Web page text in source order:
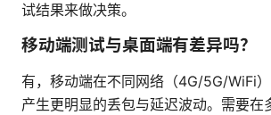
试结果来做决策。
移动端测试与桌面端有差异吗？
有，移动端在不同网络（4G/5G/WiFi
产生更明显的丢包与延迟波动。需要在